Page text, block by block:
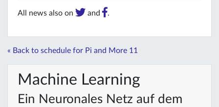
All news also on and .
« Back to schedule for Pi and More 11
Machine Learning
Ein Neuronales Netz auf dem